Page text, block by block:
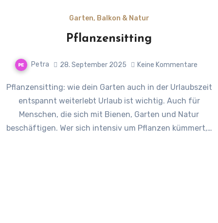
Garten, Balkon & Natur
Pflanzensitting
Petra 28. September 2025 Keine Kommentare
Pflanzensitting: wie dein Garten auch in der Urlaubszeit
entspannt weiterlebt Urlaub ist wichtig. Auch für
Menschen, die sich mit Bienen, Garten und Natur
beschäftigen. Wer sich intensiv um Pflanzen kümmert,…